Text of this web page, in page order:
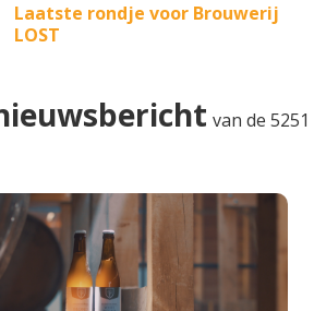
Laatste rondje voor Brouwerij
LOST
van de 5251